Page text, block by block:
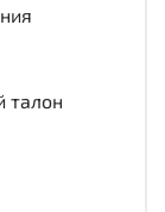
талон